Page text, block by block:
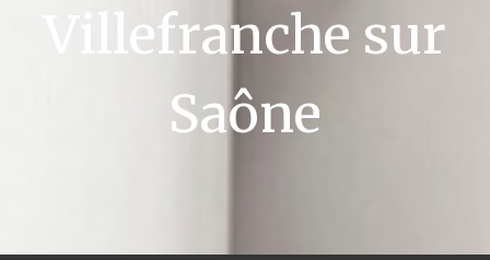
Villefranche sur
Saône